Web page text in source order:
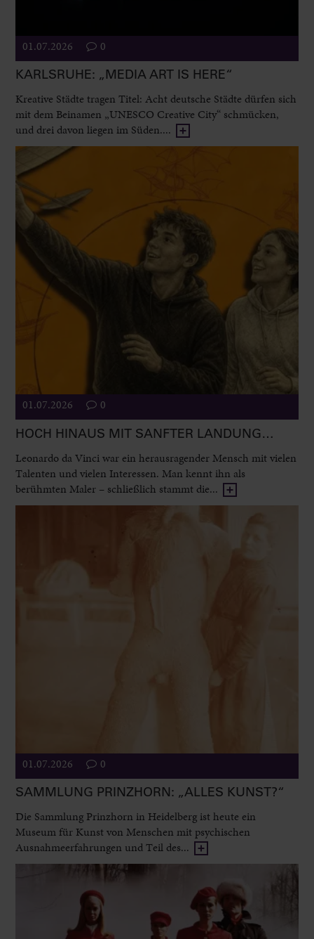
01.07.2026 0
KARLSRUHE: „MEDIA ART IS HERE“
Kreative Städte tragen Titel: Acht deutsche Städte dürfen sich
mit dem Beinamen „UNESCO Creative City“ schmücken,
und drei davon liegen im Süden....
01.07.2026 0
HOCH HINAUS MIT SANFTER LANDUNG…
Leonardo da Vinci war ein herausragender Mensch mit vielen
Talenten und vielen Interessen. Man kennt ihn als
berühmten Maler – schließlich stammt die...
01.07.2026 0
SAMMLUNG PRINZHORN: „ALLES KUNST?“
Die Sammlung Prinzhorn in Heidelberg ist heute ein
Museum für Kunst von Menschen mit psychischen
Ausnahmeerfahrungen und Teil des...